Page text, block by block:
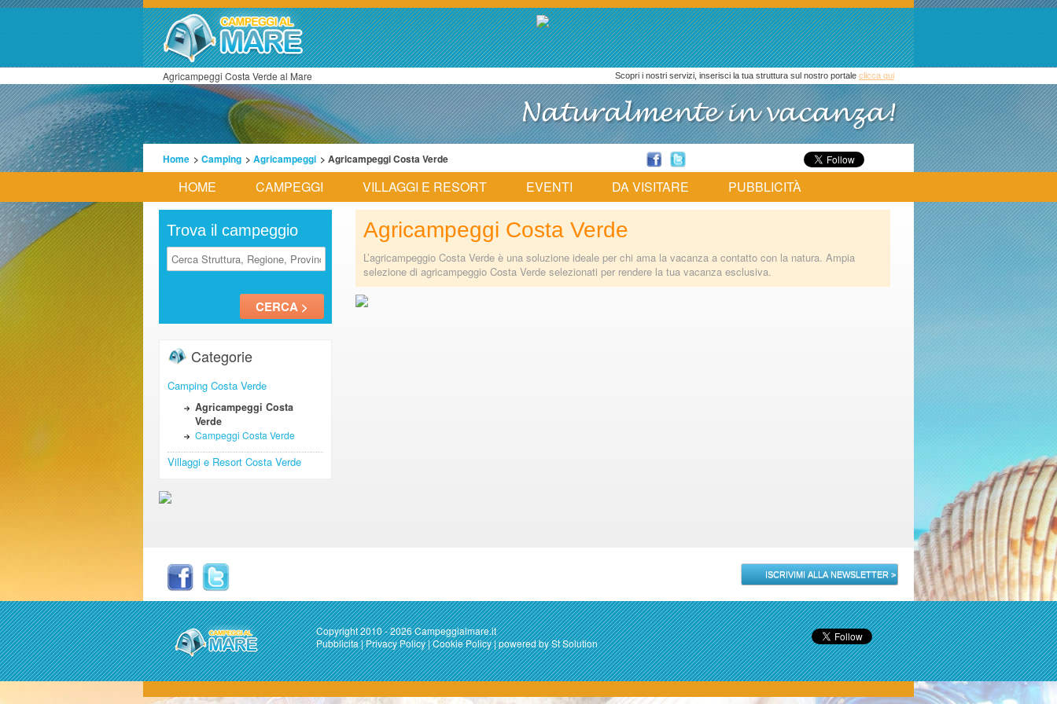
Agricampeggi Costa Verde al Mare Scopri i nostri servizi, inserisci la tua struttura sul nostro portale clicca qui
Home > Camping > Agricampeggi > Agricampeggi Costa Verde
HOME CAMPEGGI VILLAGGI E RESORT EVENTI DA VISITARE PUBBLICITÀ
Trova il campeggio
Categorie
Camping Costa Verde
Agricampeggi Costa
Verde
Campeggi Costa Verde
Villaggi e Resort Costa Verde
Agricampeggi Costa Verde
L’agricampeggio Costa Verde è una soluzione ideale per chi ama la vacanza a contatto con la natura. Ampia
selezione di agricampeggio Costa Verde selezionati per rendere la tua vacanza esclusiva.
Copyright 2010 - 2026 Campeggialmare.it
Pubblicita|Privacy Policy|Cookie Policy| powered bySt Solution